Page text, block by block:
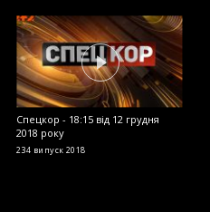
Спецкор - 18:15 від 12 грудня
2018 року
234 випуск 2018